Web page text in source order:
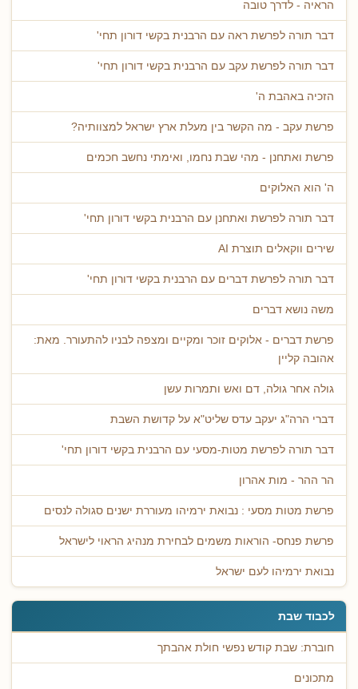
הראיה - לדרך טובה
דבר תורה לפרשת ראה עם הרבנית בקשי דורון תחי'
דבר תורה לפרשת עקב עם הרבנית בקשי דורון תחי'
הזכיה באהבת ה'
פרשת עקב - מה הקשר בין מעלת ארץ ישראל למצוותיה?
פרשת ואתחנן - מהי שבת נחמו, ואימתי נחשב חכמים
ה' הוא האלוקים
דבר תורה לפרשת ואתחנן עם הרבנית בקשי דורון תחי'
שירים ווקאלים תוצרת AI
דבר תורה לפרשת דברים עם הרבנית בקשי דורון תחי'
משה נושא דברים
פרשת דברים - אלוקים זוכר ומקיים ומצפה לבניו להתעורר. מאת:
אהובה קליין
גולה אחר גולה, דם ואש ותמרות עשן
דברי הרה"ג יעקב עדס שליט"א על קדושת השבת
דבר תורה לפרשת מטות-מסעי עם הרבנית בקשי דורון תחי'
הר ההר - מות אהרון
פרשת מטות מסעי : נבואת ירמיהו מעוררת ישנים סגולה לנסים
פרשת פנחס- הוראות משמים לבחירת מנהיג הראוי לישראל
נבואת ירמיהו לעם ישראל
לכבוד שבת
חוברת: שבת קודש נפשי חולת אהבתך
מתכונים